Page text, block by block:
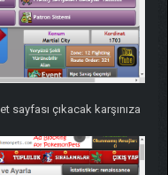
sayfası çıkacak karşınıza